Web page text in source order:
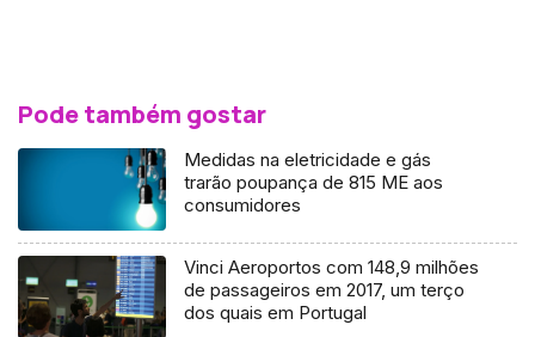
Pode também gostar
Medidas na eletricidade e gás
trarão poupança de 815 ME aos
consumidores
Vinci Aeroportos com 148,9 milhões
de passageiros em 2017, um terço
dos quais em Portugal